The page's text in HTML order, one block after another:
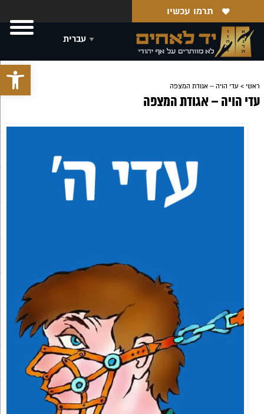
פתח
תרמו עכשיו
ראשי > עדי הויה – אגודת המצפה
עדי הויה – אגודת המצפה